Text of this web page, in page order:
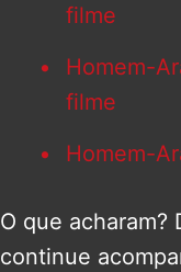
filme
Homem-
filme
Homem-
O que acharam?
continue